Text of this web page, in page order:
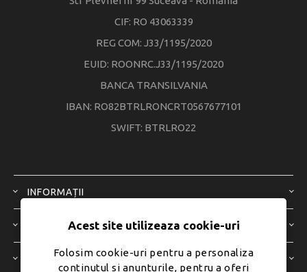
CIF: RO 43063339
REG COM: J33/1195/2020
EUID: ROONRC.J33/1195/2020
BANCA TRANSILVANIA
IBAN: RO82BTRLRONCRT0567677101
SWIFT: BTRLRO22
INFORMAȚII
SERVICIU CLIENȚI
CONTUL MEU
Acest site utilizeaza cookie-uri
Folosim cookie-uri pentru a personaliza
continutul si anunturile, pentru a oferi